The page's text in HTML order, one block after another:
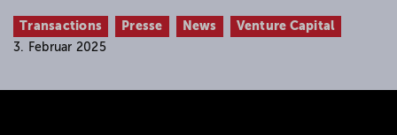
Transactions Presse News
Venture Capital
3. Februar 2025